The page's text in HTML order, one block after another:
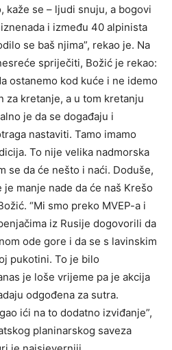
kaže se – ljudi snuju, a bogovi
i između 40 alpinista
se baš njima”, rekao je. Na
spriječiti, Božić je rekao:
ostanemo kod kuće i ne idemo
za kretanje, a u tom kretanju
je da se događaju i
nastaviti. Tamo imamo
To nije velika nadmorska
se da će nešto i naći. Doduše,
manje nade da će naš Krešo
“Mi smo preko MVEP-a i
iz Rusije dogovorili da
ode gore i da se s lavinskim
pukotini. To je bilo
je loše vrijeme pa je akcija
odgođena za sutra.
ići na to dodatno izviđanje”,
planinarskog saveza